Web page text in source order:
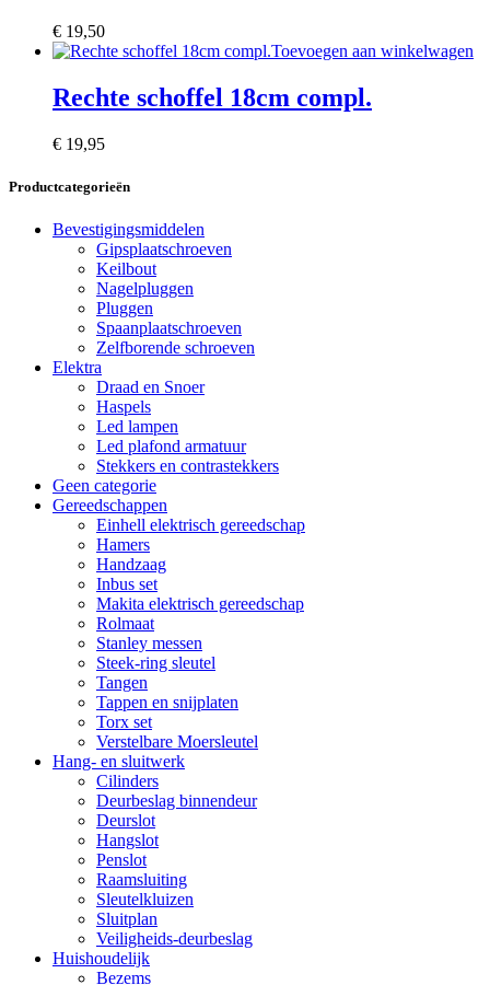
€ 19,50
Toevoegen aan winkelwagen
Rechte schoffel 18cm compl.
€ 19,95
Productcategorieën
Bevestigingsmiddelen
Gipsplaatschroeven
Keilbout
Nagelpluggen
Pluggen
Spaanplaatschroeven
Zelfborende schroeven
Elektra
Draad en Snoer
Haspels
Led lampen
Led plafond armatuur
Stekkers en contrastekkers
Geen categorie
Gereedschappen
Einhell elektrisch gereedschap
Hamers
Handzaag
Inbus set
Makita elektrisch gereedschap
Rolmaat
Stanley messen
Steek-ring sleutel
Tangen
Tappen en snijplaten
Torx set
Verstelbare Moersleutel
Hang- en sluitwerk
Cilinders
Deurbeslag binnendeur
Deurslot
Hangslot
Penslot
Raamsluiting
Sleutelkluizen
Sluitplan
Veiligheids-deurbeslag
Huishoudelijk
Bezems